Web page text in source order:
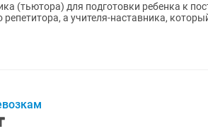
(тьютора) для подготовки ребенка к
а учителя-наставника,